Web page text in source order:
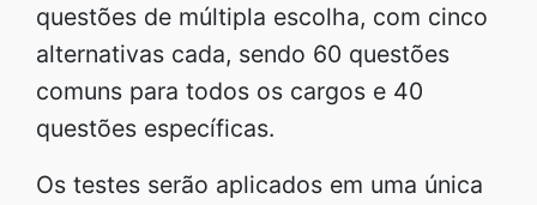
questões de múltipla escolha, com cinco
alternativas cada, sendo 60 questões
comuns para todos os cargos e 40
questões específicas.
Os testes serão aplicados em uma única